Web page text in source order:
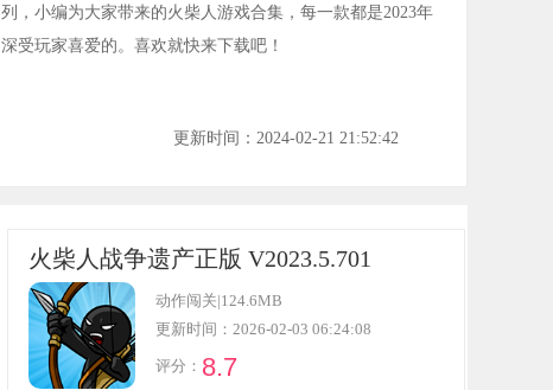
列，小编为大家带来的火柴人游戏合集，每一款都是2023年
深受玩家喜爱的。喜欢就快来下载吧！
更新时间：2024-02-21 21:52:42
火柴人战争遗产正版 V2023.5.701
动作闯关|124.6MB
更新时间：2026-02-03 06:24:08
评分： 8.7